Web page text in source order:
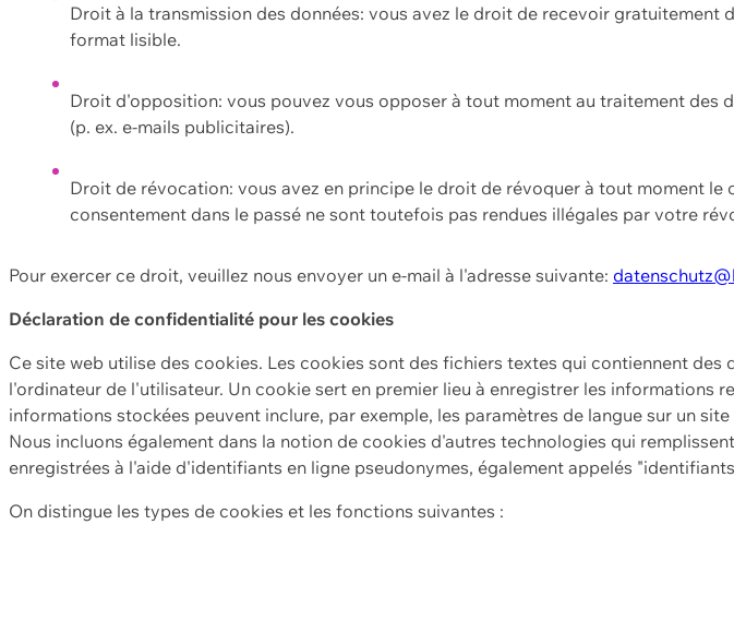
Droit à la transmission des données: vous avez le droit de recevoir
format lisible.
Droit d'opposition: vous pouvez vous opposer à tout moment au traitement
(p. ex. e-mails publicitaires).
Droit de révocation: vous avez en principe le droit de révoquer à tout moment
consentement dans le passé ne sont toutefois pas rendues illégales par votre
Pour exercer ce droit, veuillez nous envoyer un e-mail à l'adresse suivante:
Déclaration de confidentialité pour les cookies
Ce site web utilise des cookies. Les cookies sont des fichiers textes qui contiennent
l'ordinateur de l'utilisateur. Un cookie sert en premier lieu à enregistrer les informations
informations stockées peuvent inclure, par exemple, les paramètres de langue sur un
Nous incluons également dans la notion de cookies d'autres technologies qui
enregistrées à l'aide d'identifiants en ligne pseudonymes, également appelés
On distingue les types de cookies et les fonctions suivantes :